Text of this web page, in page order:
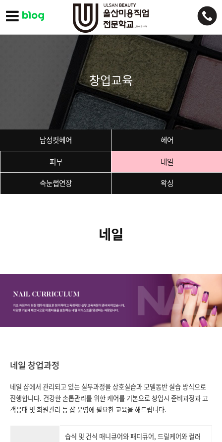
창업교육
남성컷헤어
헤어
피부
네일
속눈썹연장
왁싱
네일
네일 창업과정
네일 샵에서 관리되고 있는 실무과정을 상호실습과 모델동반 실습 방식으로
진행합니다. 건강한 손톱관리를 위한 케어를 기본으로 창업시 준비과정과 고
객응대 및 회원관리 등 샵 운영에 필요한 교육을 해드립니다.
습식 및 건식 매니큐어와 패디큐어, 드릴케어와 컬러